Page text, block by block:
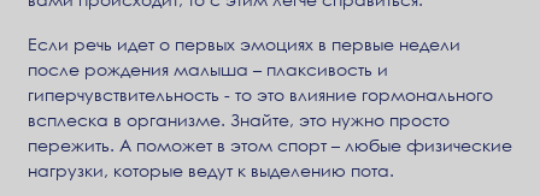
Если речь идет о первых эмоциях в первые недели
после рождения малыша – плаксивость и
гиперчувствительность - то это влияние гормонального
всплеска в организме. Знайте, это нужно просто
пережить. А поможет в этом спорт – любые физические
нагрузки, которые ведут к выделению пота.